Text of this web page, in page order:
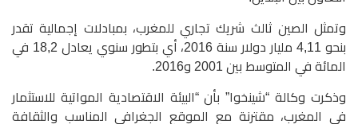
وتمثل الصين ثالث شريك تجاري للمغرب، بمبادلات إجمالية تقدر
بنحو 4,11 مليار دولار سنة 2016، أي بتطور سنوي يعادل 18,2 في
المائة في المتوسط بين 2001 و2016.
وذكرت وكالة “شينخوا” بأن “البيئة الاقتصادية المواتية للاستثمار
في المغرب، مقترنة مع الموقع الجغرافي المناسب والثقافة